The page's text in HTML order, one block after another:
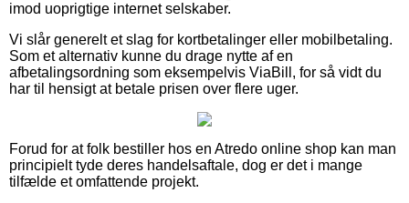
imod uoprigtige internet selskaber.
Vi slår generelt et slag for kortbetalinger eller mobilbetaling.
Som et alternativ kunne du drage nytte af en
afbetalingsordning som eksempelvis ViaBill, for så vidt du
har til hensigt at betale prisen over flere uger.
Forud for at folk bestiller hos en Atredo online shop kan man
principielt tyde deres handelsaftale, dog er det i mange
tilfælde et omfattende projekt.